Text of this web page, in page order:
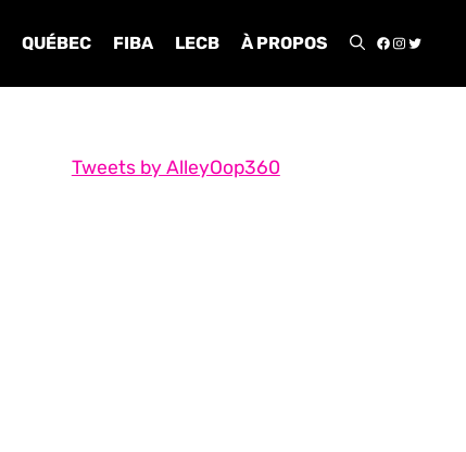
QUÉBEC FIBA LECB À PROPOS
Tweets by AlleyOop360